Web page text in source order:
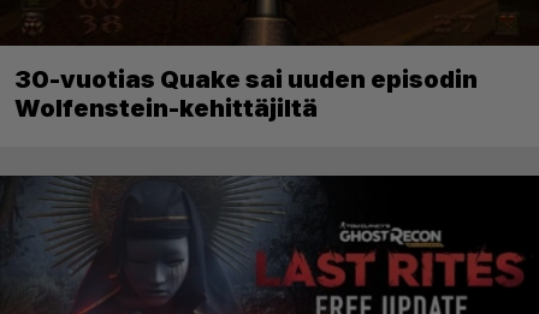
30-vuotias Quake sai uuden episodin
Wolfenstein-kehittäjiltä